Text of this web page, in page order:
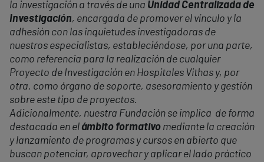
la investigación a través de una Unidad Centralizada de
Investigación, encargada de promover el vínculo y la
adhesión con las inquietudes investigadoras de
nuestros especialistas, estableciéndose, por una parte,
como referencia para la realización de cualquier
Proyecto de Investigación en Hospitales Vithas y, por
otra, como órgano de soporte, asesoramiento y gestión
sobre este tipo de proyectos.
Adicionalmente, nuestra Fundación se implica de forma
destacada en el ámbito formativo mediante la creación
y lanzamiento de programas y cursos en abierto que
buscan potenciar, aprovechar y aplicar el lado práctico